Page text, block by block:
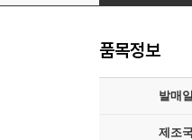
품목정보
발매일
제조